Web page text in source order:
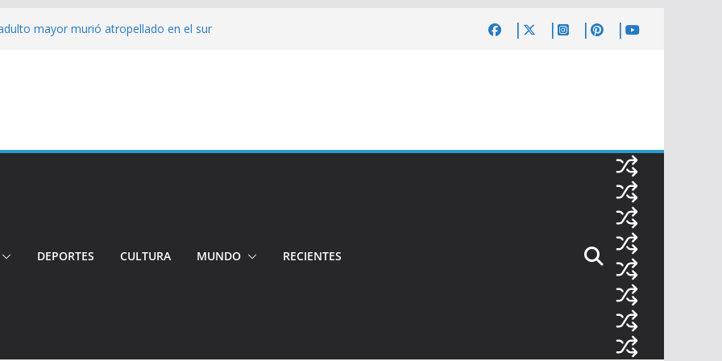
mayor murió atropellado en el sur
impulsa oportunidades y destaca el
Ubidia
Quito reúne a líderes y
DEPORTES CULTURA MUNDO RECIENTES